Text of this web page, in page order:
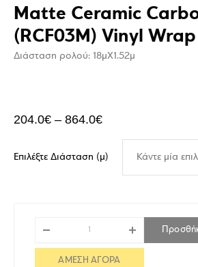
Matte Ceramic
(RCF03M) Vinyl Wrap
Διάσταση ρολού: 18μΧ1.52μ
204.0€ – 864.0€
Επιλέξτε Διάσταση (μ)
ΑΜΕΣΗ ΑΓΟΡΑ